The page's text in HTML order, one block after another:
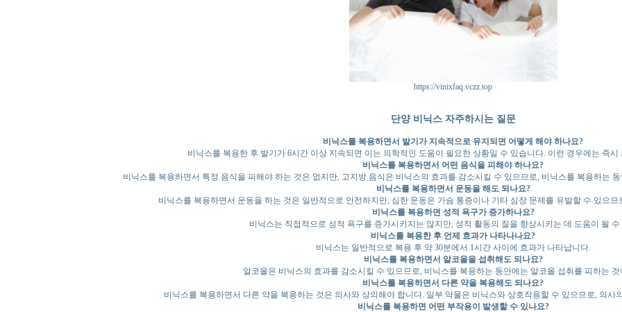
https://vinixfaq.vczz.top
단양 비닉스 자주하시는 질문
비닉스를 복용하면서 발기가 지속적으로 유지되면 어떻게 해야 하나요?
비닉스를 복용한 후 발기가 6시간 이상 지속되면 이는 의학적인 도움이 필요한 상황일 수 있습니다. 이런 경우에는 즉시
비닉스를 복용하면서 어떤 음식을 피해야 하나요?
비닉스를 복용하면서 특정 음식을 피해야 하는 것은 없지만, 고지방 음식은 비닉스의 효과를 감소시킬 수 있으므로, 비닉스를 복용하는
비닉스를 복용하면서 운동을 해도 되나요?
비닉스를 복용하면서 운동을 하는 것은 일반적으로 안전하지만, 심한 운동은 가슴 통증이나 기타 심장 문제를 유발할 수 있으므
비닉스를 복용하면 성적 욕구가 증가하나요?
비닉스는 직접적으로 성적 욕구를 증가시키지는 않지만, 성적 활동의 질을 향상시키는 데 도움이 될 수
비닉스를 복용한 후 언제 효과가 나타나나요?
비닉스는 일반적으로 복용 후 약 30분에서 1시간 사이에 효과가 나타납니다.
비닉스를 복용하면서 알코올을 섭취해도 되나요?
알코올은 비닉스의 효과를 감소시킬 수 있으므로, 비닉스를 복용하는 동안에는 알코올 섭취를 피하는
비닉스를 복용하면서 다른 약을 복용해도 되나요?
비닉스를 복용하면서 다른 약을 복용하는 것은 의사와 상의해야 합니다. 일부 약물은 비닉스와 상호작용할 수 있으므로, 의사
비닉스를 복용하면 어떤 부작용이 발생할 수 있나요?